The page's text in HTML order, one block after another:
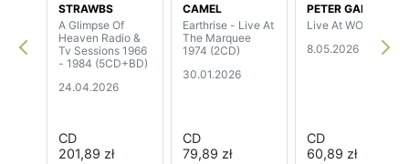
STRAWBS
A Glimpse Of
Heaven Radio &
Tv Sessions 1966
- 1984 (5CD+BD)
24.04.2026
CD
201,89 zł
CAMEL
Earthrise - Live At
The Marquee
1974 (2CD)
30.01.2026
CD
79,89 zł
PETER GABRIEL
Live At WOMAD
8.05.2026
CD
60,89 zł